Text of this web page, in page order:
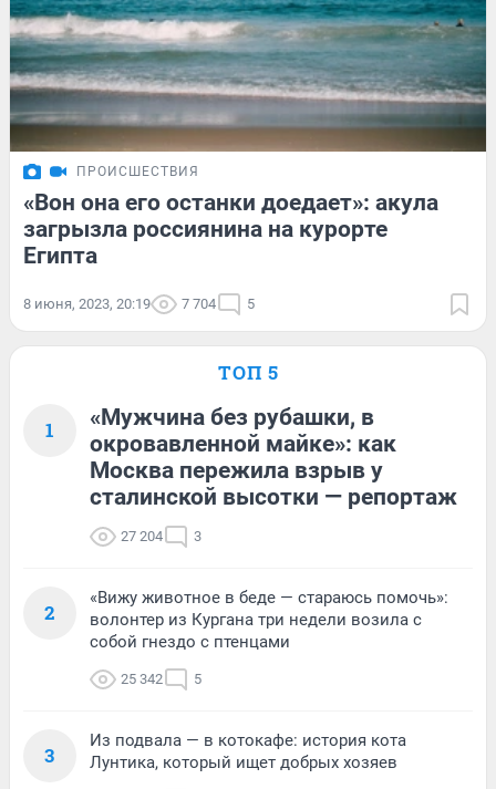
ПРОИСШЕСТВИЯ
«Вон она его останки доедает»: акула
загрызла россиянина на курорте
Египта
8 июня, 2023, 20:19 7 704 5
ТОП 5
1
«Мужчина без рубашки, в
окровавленной майке»: как
Москва пережила взрыв у
сталинской высотки — репортаж
27 204 3
2
«Вижу животное в беде — стараюсь помочь»:
волонтер из Кургана три недели возила с
собой гнездо с птенцами
25 342 5
3
Из подвала — в котокафе: история кота
Лунтика, который ищет добрых хозяев